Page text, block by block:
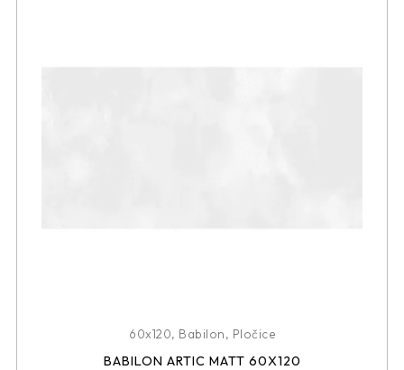
60x120, Babilon, Pločice
BABILON ARTIC MATT 60X120